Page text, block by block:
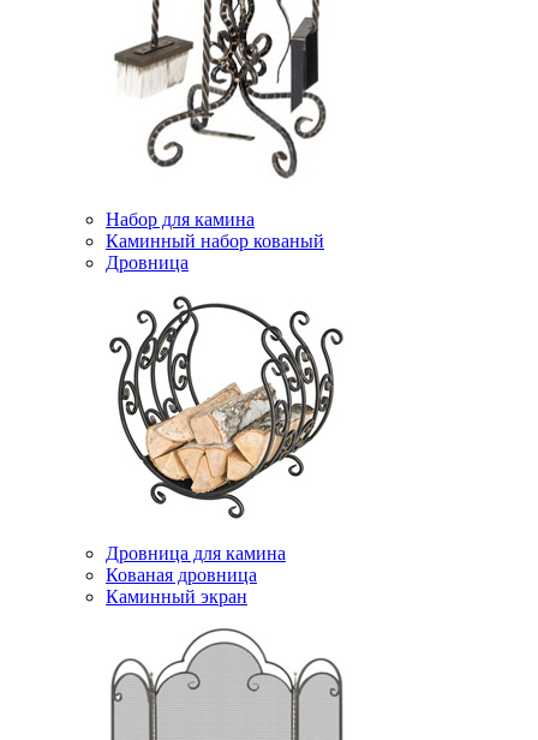
Набор для камина
Каминный набор кованый
Дровница
Дровница для камина
Кованая дровница
Каминный экран